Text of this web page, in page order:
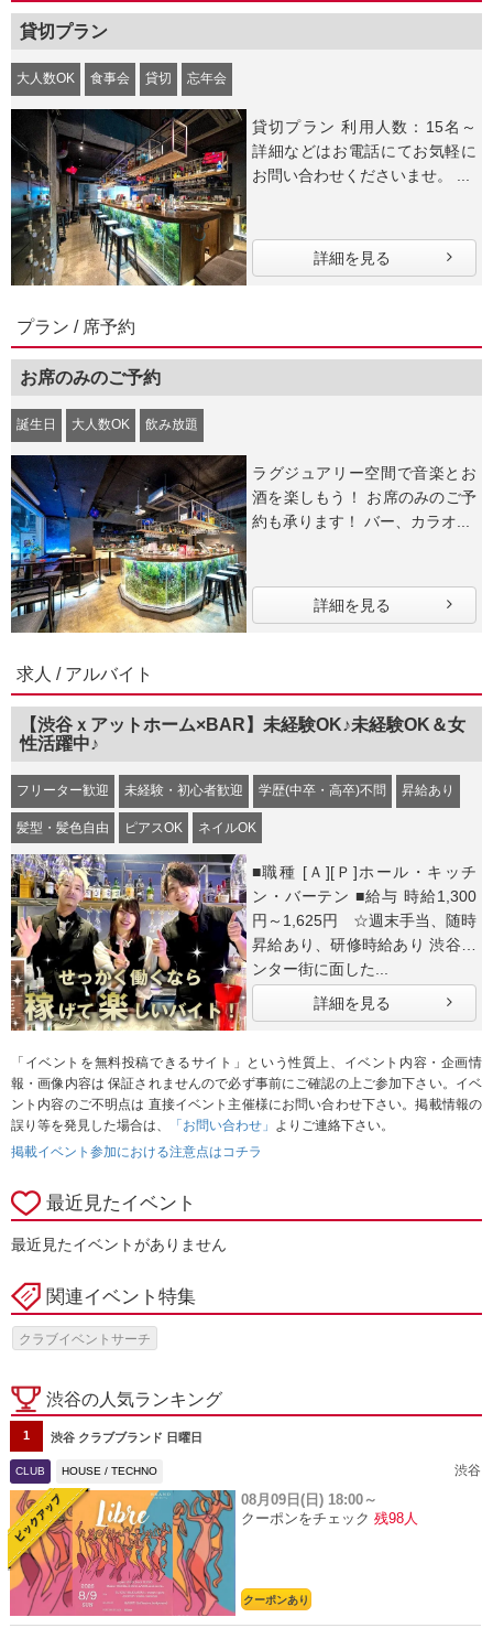
貸切プラン
大人数OK 食事会 貸切 忘年会
貸切プラン 利用人数：15名～
詳細などはお電話にてお気軽に
詳細を見る
プラン / 席予約
お席のみのご予約
誕生日 大人数OK 飲み放題
ラグジュアリー空間で音楽とお
酒を楽しもう！ お席のみのご予
約も承ります！ バー、カラオ...
詳細を見る
求人 / アルバイト
【渋谷ｘアットホーム×BAR】未経験OK♪未経験OK＆女
性活躍中♪
フリーター歓迎 未経験・初心者歓迎 学歴(中卒・高卒)不問 昇給あり
髪型・髪色自由 ピアスOK ネイルOK
■職種 [Ａ][Ｐ]ホール・キッチ
ン・バーテン ■給与 時給1,300
円～1,625円 ☆週末手当、随時
昇給あり、研修時給あり 渋谷セ
ンター街に面した...
詳細を見る
「イベントを無料投稿できるサイト」という性質上、イベント内容・企画情
報・画像内容は 保証されませんので必ず事前にご確認の上ご参加下さい。イベ
ント内容のご不明点は 直接イベント主催様にお問い合わせ下さい。掲載情報の
誤り等を発見した場合は、
「お問い合わせ」 よりご連絡下さい。
掲載イベント参加における注意点はコチラ
最近見たイベント
最近見たイベントがありません
関連イベント特集
クラブイベントサーチ
渋谷の人気ランキング
1 渋谷 クラブブランド 日曜日
CLUB HOUSE / TECHNO 渋谷
08月09日(日) 18:00～
クーポンをチェック 残98人
クーポンあり